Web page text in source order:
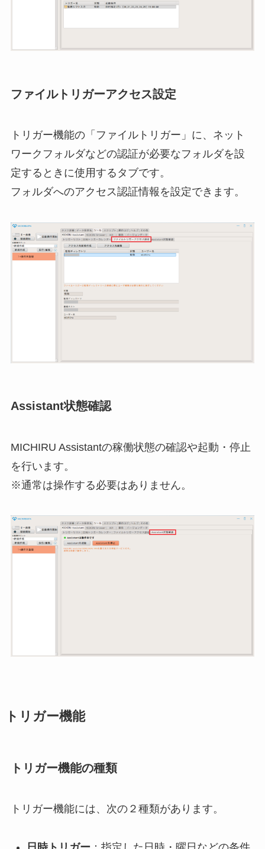
ファイルトリガーアクセス設定
トリガー機能の「ファイルトリガー」に、ネット
ワークフォルダなどの認証が必要なフォルダを設
定するときに使用するタブです。
フォルダへのアクセス認証情報を設定できます。
Assistant状態確認
MICHIRU Assistantの稼働状態の確認や起動・停止
を行います。
※通常は操作する必要はありません。
トリガー機能
トリガー機能の種類
トリガー機能には、次の２種類があります。